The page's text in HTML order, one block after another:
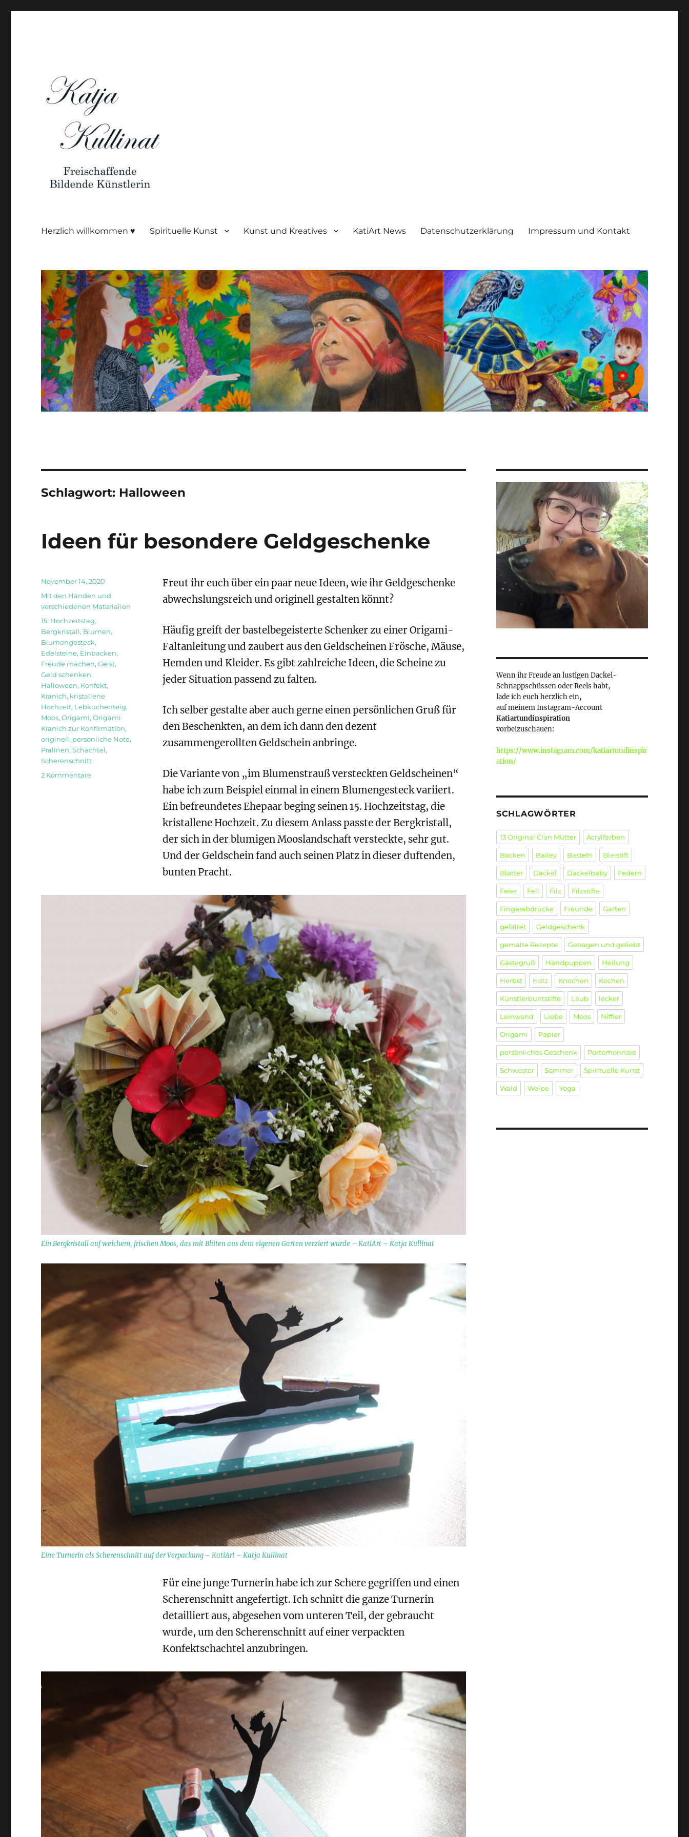
Herzlich willkommen ♥ Spirituelle Kunst Kunst und Kreatives KatiArt News Datenschutzerklärung Impressum und Kontakt
Schlagwort: Halloween
Ideen für besondere Geldgeschenke
Freut ihr euch über ein paar neue Ideen, wie ihr Geldgeschenke
abwechslungsreich und originell gestalten könnt?
Häufig greift der bastelbegeisterte Schenker zu einer Origami-
Faltanleitung und zaubert aus den Geldscheinen Frösche, Mäuse,
Hemden und Kleider. Es gibt zahlreiche Ideen, die Scheine zu
jeder Situation passend zu falten.
Ich selber gestalte aber auch gerne einen persönlichen Gruß für
den Beschenkten, an dem ich dann den dezent
zusammengerollten Geldschein anbringe.
Die Variante von „im Blumenstrauß versteckten Geldscheinen“
habe ich zum Beispiel einmal in einem Blumengesteck variiert.
Ein befreundetes Ehepaar beging seinen 15. Hochzeitstag, die
kristallene Hochzeit. Zu diesem Anlass passte der Bergkristall,
der sich in der blumigen Mooslandschaft versteckte, sehr gut.
Und der Geldschein fand auch seinen Platz in dieser duftenden,
bunten Pracht.
Ein Bergkristall auf weichem, frischen Moos, das mit Blüten aus dem eigenen Garten verziert wurde – KatiArt – Katja Kullinat
Eine Turnerin als Scherenschnitt auf der Verpackung – KatiArt – Katja Kullinat
Für eine junge Turnerin habe ich zur Schere gegriffen und einen
Scherenschnitt angefertigt. Ich schnitt die ganze Turnerin
detailliert aus, abgesehen vom unteren Teil, der gebraucht
wurde, um den Scherenschnitt auf einer verpackten
Konfektschachtel anzubringen.
Veröffentlicht
am
November 14, 2020
Kategorien
Mit den Händen und
verschiedenen Materialien
Schlagwörter
15. Hochzeitstag,
Bergkristall, Blumen,
Blumengesteck,
Edelsteine, Einbacken,
Freude machen,Geist,
Geld schenken,
Halloween, Konfekt,
Kranich, kristallene
Hochzeit, Lebkuchenteig,
Moos,Origami,Origami
Kranich zur Konfirmation,
originell, persönliche Note,
Pralinen,Schachtel,
Scherenschnitt
2 Kommentarezu
Wenn ihr Freude an lustigen Dackel-
Schnappschüssen oder Reels habt,
lade ich euch herzlich ein,
auf meinem Instagram-Account
Katiartundinspiration
vorbeizuschauen:
https://www.instagram.com/katiartundinspir
ation/
SCHLAGWÖRTER
13 Original Clan Mütter Acrylfarben
Backen Bailey Basteln Bleistift
Blätter Dackel Dackelbaby Federn
Feier Fell Filz Filzstifte
Fingerabdrücke Freunde Garten
gefaltet Geldgeschenk
gemalte Rezepte Getragen und geliebt
Gästegruß Handpuppen Heilung
Herbst Holz Knochen Kochen
Künstlerbuntstifte Laub lecker
Leinwand Liebe Moos Niffler
Origami Papier
persönliches Geschenk Portemonnaie
Schwester Sommer Spirituelle Kunst
Wald Welpe Yoga